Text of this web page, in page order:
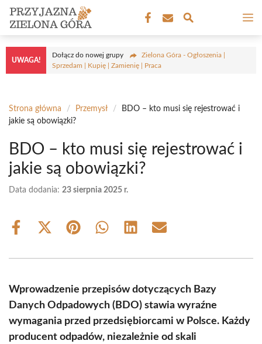
Przejdź
treści
UWAGA!
Dołącz do nowej grupy
Zielona Góra - Ogłoszenia |
Sprzedam | Kupię | Zamienię | Praca
Strona główna / Przemysł /
BDO – kto musi się rejestrować i
jakie są obowiązki?
BDO – kto musi się rejestrować i
jakie są obowiązki?
Data dodania: 23 sierpnia 2025 r.
Share
Share
(Twitter)
Share Share Share Share
Wprowadzenie przepisów dotyczących Bazy
Danych Odpadowych (BDO) stawia wyraźne
wymagania przed przedsiębiorcami w Polsce. Każdy
producent odpadów, niezależnie od skali